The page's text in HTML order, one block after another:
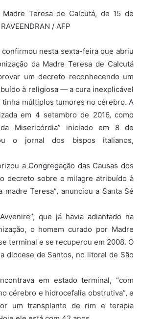
Teresa de Calcutá, de 15 de
/ AFP
nesta sexta-feira que abriu
da Madre Teresa de Calcutá
um decreto reconhecendo um
à religiosa — a cura inexplicável
múltiplos tumores no cérebro. A
em 4 setembro de 2016, como
Misericórdia” iniciado em 8 de
o jornal dos bispos italianos,
a Congregação das Causas dos
decreto sobre o milagre atribuído à
madre Teresa”, anunciou a Santa Sé
que já havia adiantado na
o homem curado por Madre
terminal e se recuperou em 2008. O
diocese de Santos, no litoral de São
em estado terminal, “com
cérebro e hidrocefalia obstrutiva”, e
um transplante de rim e terapia